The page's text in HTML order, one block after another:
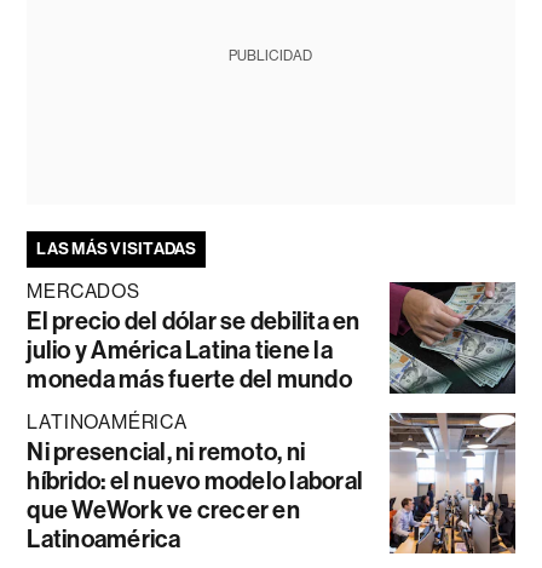
PUBLICIDAD
LAS MÁS VISITADAS
MERCADOS
El precio del dólar se debilita en
julio y América Latina tiene la
moneda más fuerte del mundo
LATINOAMÉRICA
Ni presencial, ni remoto, ni
híbrido: el nuevo modelo laboral
que WeWork ve crecer en
Latinoamérica